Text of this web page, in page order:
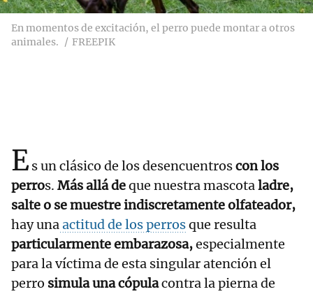
En momentos de excitación, el perro puede montar a otros
animales.
FREEPIK
Es un clásico de los desencuentroscon los
perros. Más allá deque nuestra mascotaladre,
salte o se muestre indiscretamente olfateador,
hay unaactitud de los perrosque resulta
particularmente embarazosa,especialmente
para la víctima de esta singular atención el
perro simula una cópulacontra la pierna de